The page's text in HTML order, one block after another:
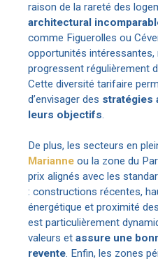
raison de la rareté des
architectural
comme Figuerolles ou
opportunités intéressantes,
progressent régulièrement
Cette diversité tarifaire
d’envisager des stratégies
leurs objectifs.
De plus, les secteurs en
Marianne ou la zone du
prix alignés avec les
: constructions récentes,
énergétique et proximité
est particulièrement
valeurs et assure une
revente. Enfin, les zones